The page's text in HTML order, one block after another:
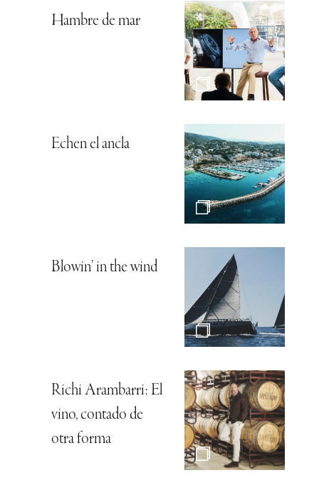
Hambre de mar
Echen el ancla
Blowin’ in the wind
Richi Arambarri: El
vino, contado de
otra forma